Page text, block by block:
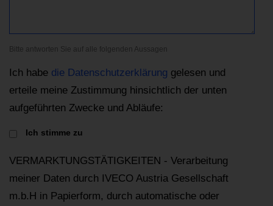
Bitte antworten Sie auf alle folgenden Aussagen
Ich habe die Datenschutzerklärung gelesen und
erteile meine Zustimmung hinsichtlich der unten
aufgeführten Zwecke und Abläufe:
Ich stimme zu
VERMARKTUNGSTÄTIGKEITEN - Verarbeitung
meiner Daten durch IVECO Austria Gesellschaft
m.b.H in Papierform, durch automatische oder